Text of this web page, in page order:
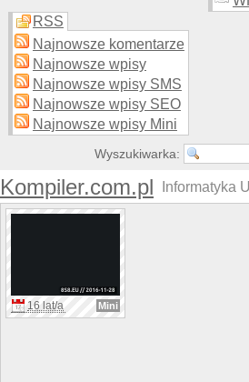
RSS
Najnowsze komentarze
Najnowsze wpisy
Najnowsze wpisy SMS
Najnowsze wpisy SEO
Najnowsze wpisy Mini
Wyszukiwarka:
Kompiler.com.pl Informatyka
16 lat/a Mini